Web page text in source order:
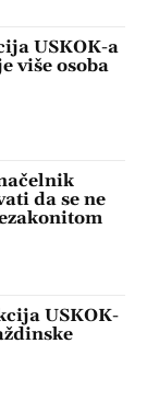
USKOK-a
više osoba
da se ne
USKOK-